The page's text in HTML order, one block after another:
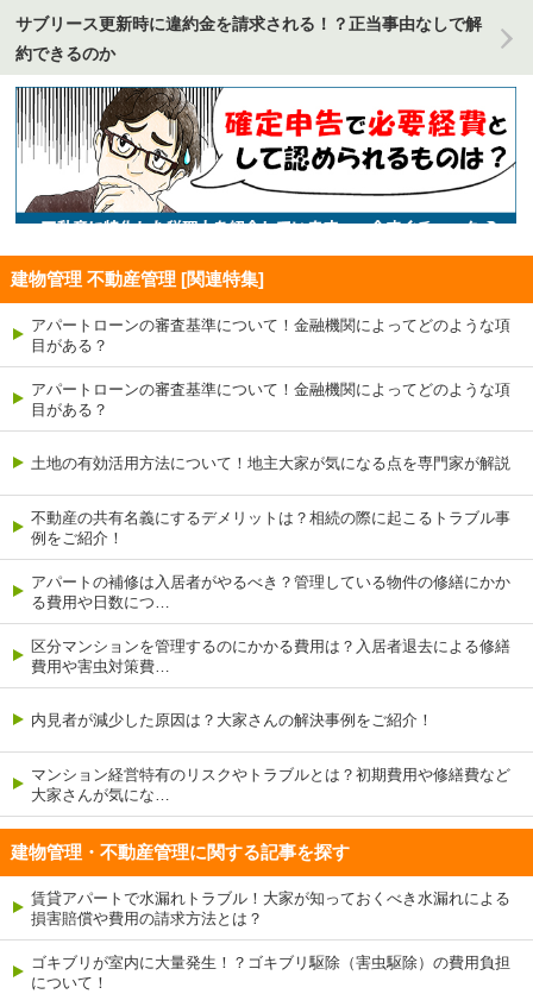
サブリース更新時に違約金を請求される！？正当事由なしで解
約できるのか
建物管理 不動産管理 [関連特集]
アパートローンの審査基準について！金融機関によってどのような項
目がある？
アパートローンの審査基準について！金融機関によってどのような項
目がある？
土地の有効活用方法について！地主大家が気になる点を専門家が解説
不動産の共有名義にするデメリットは？相続の際に起こるトラブル事
例をご紹介！
アパートの補修は入居者がやるべき？管理している物件の修繕にかか
る費用や日数につ…
区分マンションを管理するのにかかる費用は？入居者退去による修繕
費用や害虫対策費…
内見者が減少した原因は？大家さんの解決事例をご紹介！
マンション経営特有のリスクやトラブルとは？初期費用や修繕費など
大家さんが気にな…
建物管理・不動産管理に関する記事を探す
賃貸アパートで水漏れトラブル！大家が知っておくべき水漏れによる
損害賠償や費用の請求方法とは？
ゴキブリが室内に大量発生！？ゴキブリ駆除（害虫駆除）の費用負担
について！